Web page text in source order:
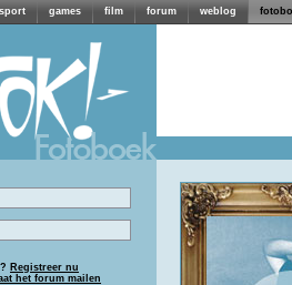
sport games film forum weblog
Registreer nu
het forum mailen